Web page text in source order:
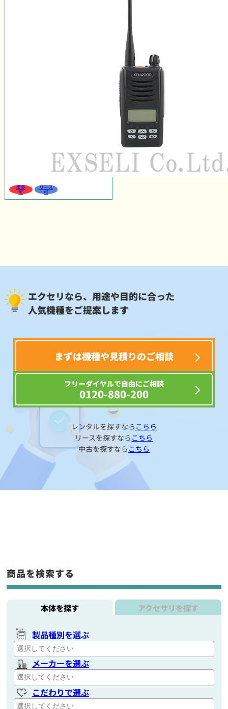
販売
可
リース
可
エクセリなら、用途や目的に合った
人気機種をご提案します
まずは機種や見積りのご相談
フリーダイヤルで自由にご相談
0120-880-200
レンタルを探すなら こちら
リースを探すなら こちら
中古を探すなら こちら
商品を検索する
本体を探す アクセサリを探す
製品種別を選ぶ
メーカーを選ぶ
こだわりで選ぶ